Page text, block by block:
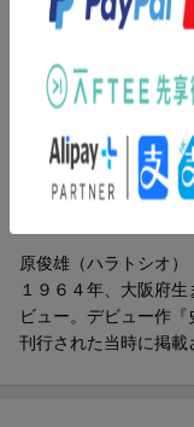
母「サラトガ」を失
海軍は、連合艦隊始
一方、太平洋艦隊司
る帝国艦隊に対し、
戦いを境に激化する
隊は、迫り来る太平
原俊雄（ハラトシオ）
１９６４年、大阪府
ビュー。デビュー作
刊行された当時に掲載